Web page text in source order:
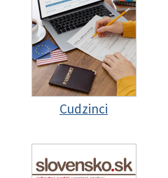
Cudzinci